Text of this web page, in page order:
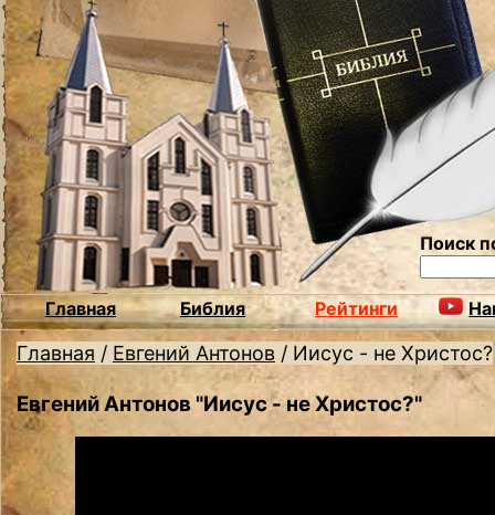
Поиск
Главная Библия Рейтинги
Главная / Евгений Антонов / Иисус - не Христос?
Евгений Антонов "Иисус - не Христос?"